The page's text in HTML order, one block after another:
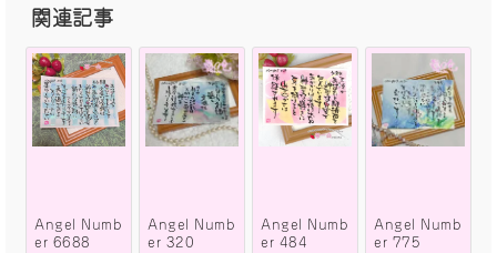
関連記事
Angel Numb
er 6688
Angel Numb
er 320
Angel Numb
er 484
Angel Numb
er 775